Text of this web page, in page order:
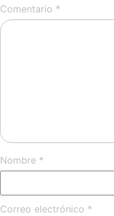
Comentario *
Nombre *
Correo electrónico *